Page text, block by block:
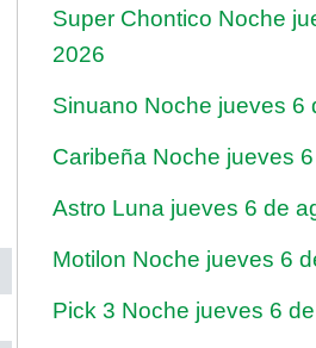
Super Chontico Noche
2026
Sinuano Noche jueves 6
Caribeña Noche jueves
Astro Luna jueves 6 de
Motilon Noche jueves 6
Pick 3 Noche jueves 6